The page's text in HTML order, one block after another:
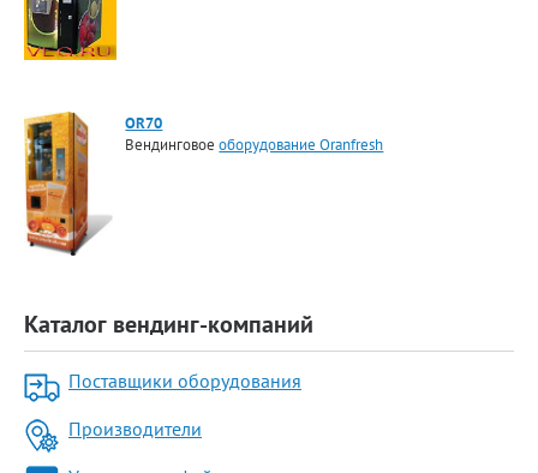
OR70
Вендинговоеоборудование Oranfresh
Каталог вендинг-компаний
Поставщики оборудования
Производители